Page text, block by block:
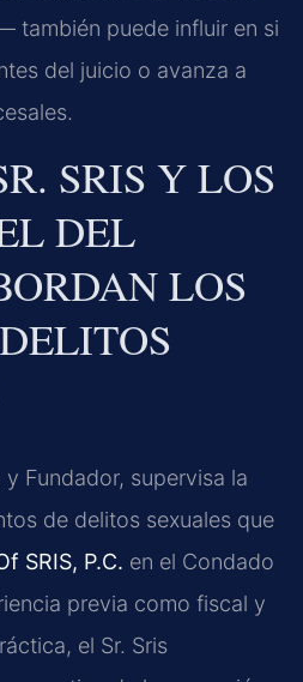
también puede influir en si
del juicio o avanza a
SRIS Y LOS
DEL
LOS
y Fundador, supervisa la
de delitos sexuales que
SRIS, P.C. en el Condado
previa como fiscal y
el Sr. Sris